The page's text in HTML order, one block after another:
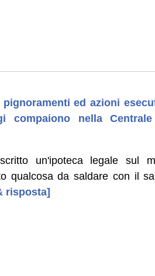
ed azioni
nella
un'ipoteca legale sul
qualcosa da saldare con il
risposta]